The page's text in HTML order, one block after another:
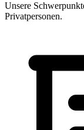
Unsere
Privatpersonen.